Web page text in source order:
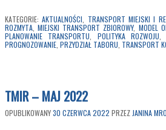
KATEGORIE: AKTUALNOŚCI, TRANSPORT MIEJSKI I
ROZMYTA,MIEJSKI TRANSPORT ZBIOROWY, MODEL
PLANOWANIE TRANSPORTU, POLITYKA ROZWOJU
PROGNOZOWANIE, PRZYDZIAŁ TABORU, TRANSPORT
TMIR – MAJ 2022
OPUBLIKOWANY30 CZERWCA 2022 PRZEZ JANINA